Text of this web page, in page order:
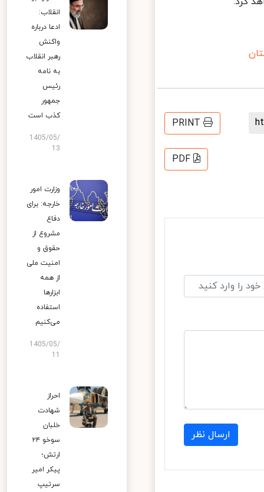
PRINT
PDF
ارسال نظر
انقلاب:
ادعا درباره
واکنش
رهبر انقلاب
به نامه
رئیس
جمهور
کذب است
1405/05/
13
وزارت امور
خارجه: برای
دفاع
مشروع از
حقوق و
امنیت ملی
از همه
ابزارها
استفاده
می‌کنیم
1405/05/
احراز
شهادت
خلبان
سوخو ۲۴
ارتش؛
پیکر امیر
سرتیپ